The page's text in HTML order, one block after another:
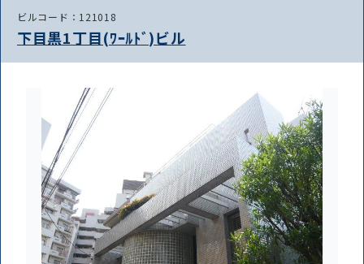
ビルコード：121018
下目黒1丁目(ﾜｰﾙﾄﾞ)ビル